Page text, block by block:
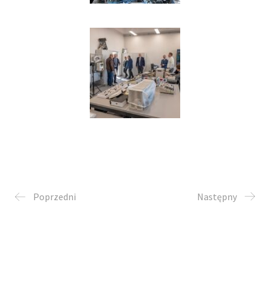
Poprzedni Następny